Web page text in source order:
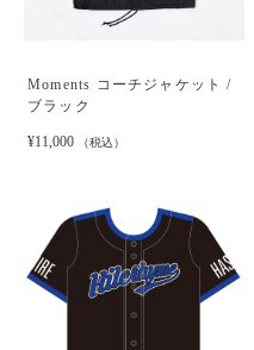
Moments コーチジャケット /
ブラック
¥11,000 （税込）